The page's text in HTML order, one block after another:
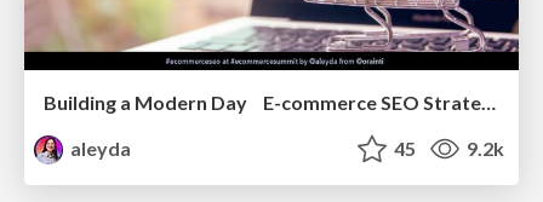
Building a Modern Day E-commerce SEO Strategy
aleyda
45 9.2k